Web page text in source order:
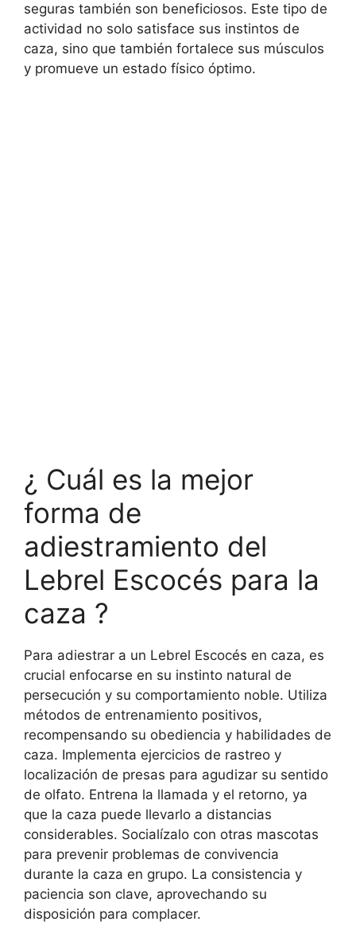
seguras también son beneficiosos. Este tipo de
actividad no solo satisface sus instintos de
caza, sino que también fortalece sus músculos
y promueve un estado físico óptimo.
¿ Cuál es la mejor
forma de
adiestramiento del
Lebrel Escocés para la
caza ?
Para adiestrar a un Lebrel Escocés en caza, es
crucial enfocarse en su instinto natural de
persecución y su comportamiento noble. Utiliza
métodos de entrenamiento positivos,
recompensando su obediencia y habilidades de
caza. Implementa ejercicios de rastreo y
localización de presas para agudizar su sentido
de olfato. Entrena la llamada y el retorno, ya
que la caza puede llevarlo a distancias
considerables. Socialízalo con otras mascotas
para prevenir problemas de convivencia
durante la caza en grupo. La consistencia y
paciencia son clave, aprovechando su
disposición para complacer.